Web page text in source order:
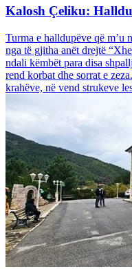
Kalosh Çeliku:
Turma e halldupëve që m’u
nga të gjitha anët drejtë
ndali këmbët para disa
rend korbat dhe sorrat e
krahëve, në vend strukeve